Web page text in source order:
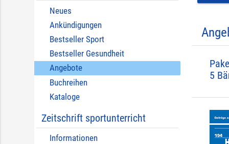
Neues
Ankündigungen
Bestseller Sport
Bestseller Gesundheit
Angebote
Buchreihen
Kataloge
Zeitschrift sportunterricht
Informationen
5